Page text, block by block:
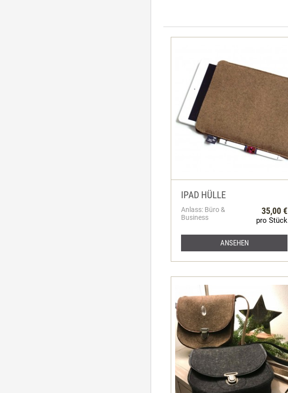
IPAD HÜLLE
Anlass: Büro &
Business
35,00 €
pro Stück
ANSEHEN